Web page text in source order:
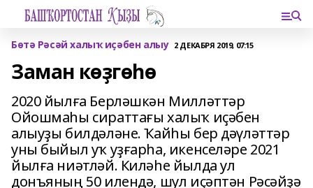
Бөтә Рәсәй халыҡ иҫәбен алыу 2 ДЕКАБРЯ 2019, 07:15
Заман көҙгөһө
2020 йылға Берләшкән Милләттәр
Ойошмаһы сираттағы халыҡ иҫәбен
алыуҙы билдәләне. Ҡайһы бер дәүләттәр
уны быйыл уҡ уҙғарһа, икенселәре 2021
йылға ниәтләй. Киләһе йылда ул
донъяның 50 илендә, шул иҫәптән Рәсәйҙә